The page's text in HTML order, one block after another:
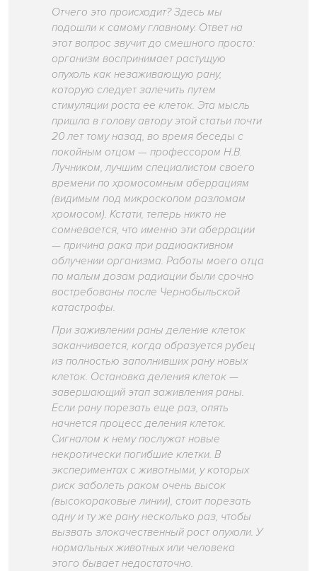
Отчего это происходит? Здесь мы
подошли к самому главному. Ответ на
этот вопрос звучит до смешного просто:
организм воспринимает растущую
опухоль как незаживающую рану,
которую следует залечить путем
стимуляции роста ее клеток. Эта мысль
пришла в голову автору этой статьи почти
20 лет тому назад, во время беседы с
покойным отцом — профессором Н.В.
Лучником, лучшим специалистом своего
времени по хромосомным аберрациям
(видимым под микроскопом разломам
хромосом). Кстати, теперь никто не
сомневается, что именно эти аберрации
— причина рака при радиоактивном
облучении организма. Работы моего отца
по малым дозам радиации были срочно
востребованы после Чернобыльской
катастрофы.
При заживлении раны деление клеток
заканчивается, когда образуется рубец
из полностью заполнивших рану новых
клеток. Остановка деления клеток —
завершающий этап заживления раны.
Если рану порезать еще раз, опять
начнется процесс деления клеток.
Сигналом к нему послужат новые
некротически погибшие клетки. В
экспериментах с животными, у которых
риск заболеть раком очень высок
(высокораковые линии), стоит порезать
одну и ту же рану несколько раз, чтобы
вызвать злокачественный рост опухоли. У
нормальных животных или человека
этого бывает недостаточно.